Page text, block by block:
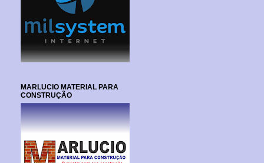
MARLUCIO MATERIAL PARA
CONSTRUÇÃO